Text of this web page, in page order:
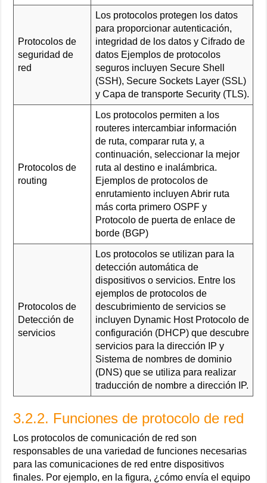
Protocolos de
seguridad de
red
Los protocolos protegen los datos
para proporcionar autenticación,
integridad de los datos y Cifrado de
datos Ejemplos de protocolos
seguros incluyen Secure Shell
(SSH), Secure Sockets Layer (SSL)
y Capa de transporte Security (TLS).
Protocolos de
routing
Los protocolos permiten a los
routeres intercambiar información
de ruta, comparar ruta y, a
continuación, seleccionar la mejor
ruta al destino e inalámbrica.
Ejemplos de protocolos de
enrutamiento incluyen Abrir ruta
más corta primero OSPF y
Protocolo de puerta de enlace de
borde (BGP)
Protocolos de
Detección de
servicios
Los protocolos se utilizan para la
detección automática de
dispositivos o servicios. Entre los
ejemplos de protocolos de
descubrimiento de servicios se
incluyen Dynamic Host Protocolo de
configuración (DHCP) que descubre
servicios para la dirección IP y
Sistema de nombres de dominio
(DNS) que se utiliza para realizar
traducción de nombre a dirección IP.
3.2.2. Funciones de protocolo de red
Los protocolos de comunicación de red son
responsables de una variedad de funciones necesarias
para las comunicaciones de red entre dispositivos
finales. Por ejemplo, en la figura, ¿cómo envía el equipo